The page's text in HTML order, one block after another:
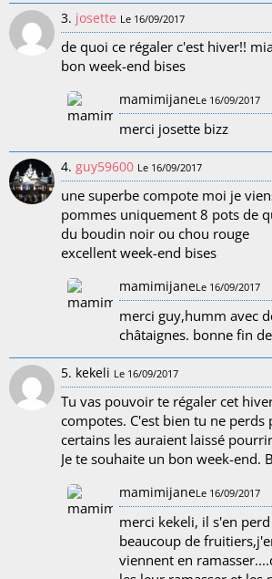
3. josette Le 16/09/2017
de quoi ce régaler c'est hiver!!
bon week-end bises
mamimijaneLe 16/09/2017
merci josette bizz
4. guy59600 Le 16/09/2017
une superbe compote moi je
pommes uniquement 8 pots de
du boudin noir ou chou rouge
excellent week-end bises
mamimijaneLe 16/09/2017
merci guy,humm avec
châtaignes. bonne fin
5. kekeli Le 16/09/2017
Tu vas pouvoir te régaler cet
compotes. C'est bien tu ne perds
certains les auraient laissé
Je te souhaite un bon week-end.
mamimijaneLe 16/09/2017
merci kekeli, il s'en
beaucoup de
viennent en